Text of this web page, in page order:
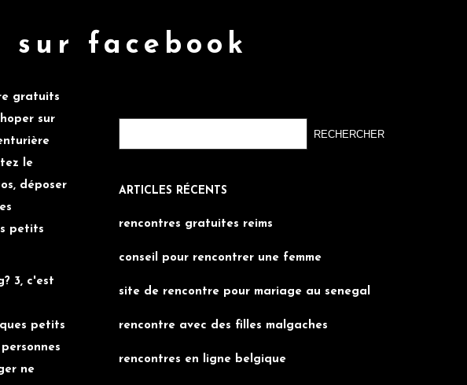
sur facebook
gratuits
sur
le
déposer
petits
3, c'est
petits
ne
ARTICLES RÉCENTS
rencontres gratuites reims
conseil pour rencontrer une femme
site de rencontre pour mariage au senegal
rencontre avec des filles malgaches
rencontres en ligne belgique